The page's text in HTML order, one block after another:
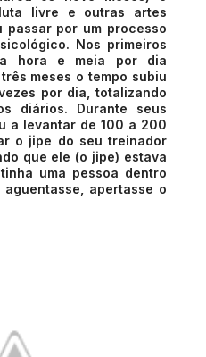
livre e outras artes
passar por um processo
Nos primeiros
hora e meia por dia
meses o tempo subiu
por dia, totalizando
diários. Durante seus
a levantar de 100 a 200
o jipe do seu treinador
que ele (o jipe) estava
uma pessoa dentro
apertasse o